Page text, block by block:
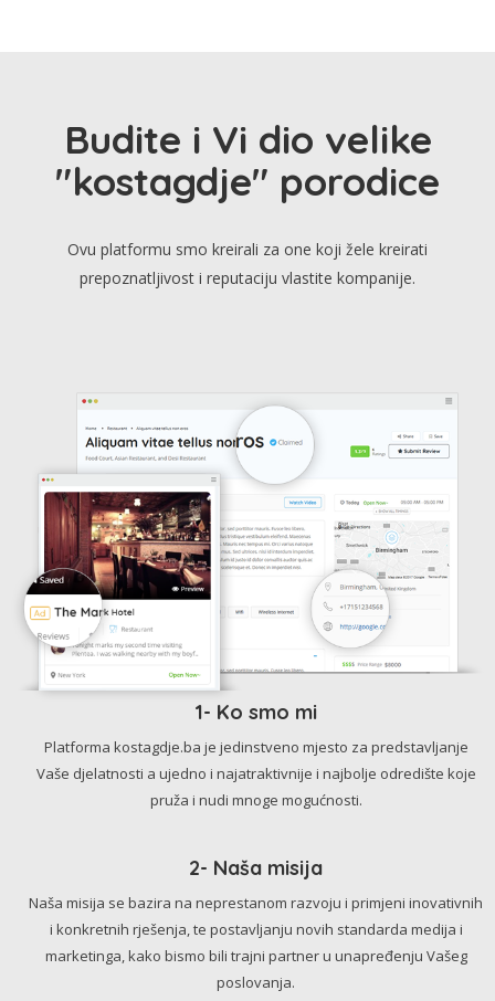
Budite i Vi dio velike
"kostagdje" porodice
Ovu platformu smo kreirali za one koji žele kreirati
prepoznatljivost i reputaciju vlastite kompanije.
1- Ko smo mi
Platforma kostagdje.ba je jedinstveno mjesto za predstavljanje
Vaše djelatnosti a ujedno i najatraktivnije i najbolje odredište koje
pruža i nudi mnoge mogućnosti.
2- Naša misija
Naša misija se bazira na neprestanom razvoju i primjeni inovativnih
i konkretnih rješenja, te postavljanju novih standarda medija i
marketinga, kako bismo bili trajni partner u unapređenju Vašeg
poslovanja.